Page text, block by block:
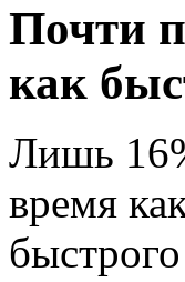
Почти
как
Лишь
время